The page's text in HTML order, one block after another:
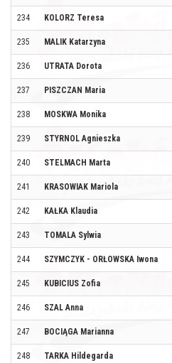
234 KOLORZ Teresa
235 MALIK Katarzyna
236 UTRATA Dorota
237 PISZCZAN Maria
238 MOSKWA Monika
239 STYRNOL Agnieszka
240 STELMACH Marta
241 KRASOWIAK Mariola
242 KAŁKA Klaudia
243 TOMALA Sylwia
244 SZYMCZYK - ORŁOWSKA Iwona
245 KUBICIUS Zofia
246 SZAL Anna
247 BOCIĄGA Marianna
248 TARKA Hildegarda